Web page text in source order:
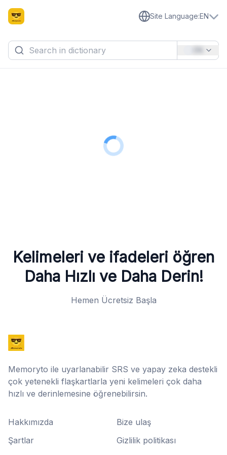
Site Language:EN
Kelimeleri ve ifadeleri öğren
Daha Hızlı ve Daha Derin!
Hemen Ücretsiz Başla
Memoryto ile uyarlanabilir SRS ve yapay zeka destekli
çok yetenekli flaşkartlarla yeni kelimeleri çok daha
hızlı ve derinlemesine öğrenebilirsin.
Hakkımızda
Bize ulaş
Şartlar
Gizlilik politikası